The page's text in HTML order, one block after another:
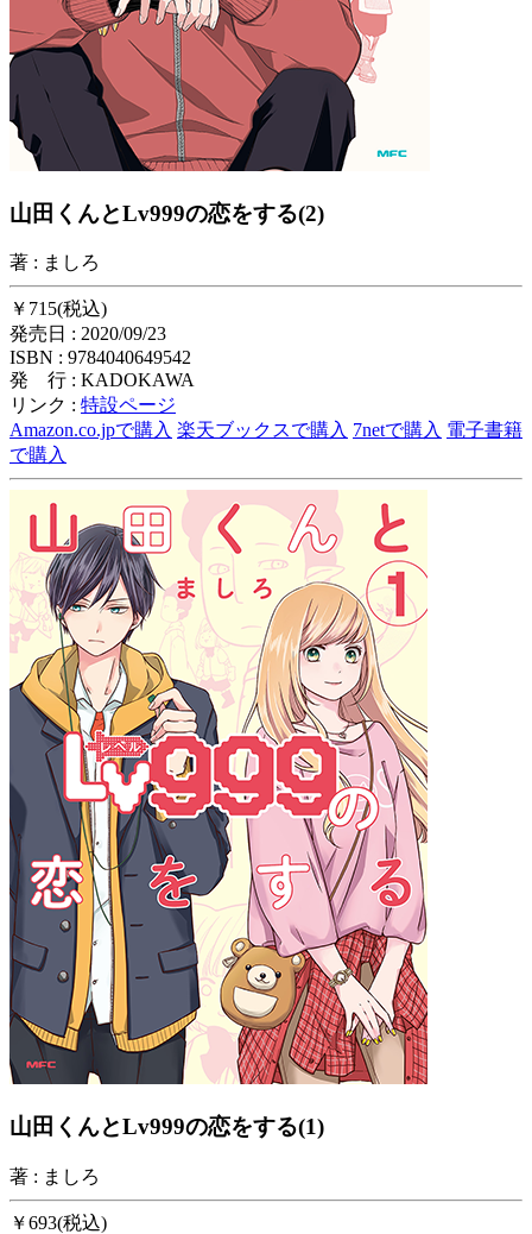
山田くんとLv999の恋をする(2)
著 : ましろ
￥715(税込)
発売日 : 2020/09/23
ISBN : 9784040649542
発 行 : KADOKAWA
リンク : 特設ページ
Amazon.co.jpで購入 楽天ブックスで購入 7netで購入 電子書籍
で購入
山田くんとLv999の恋をする(1)
著 : ましろ
￥693(税込)